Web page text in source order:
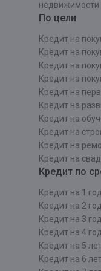
недвижимости
По цели
Кредит на
Кредит на
Кредит на
Кредит на
Кредит на
Кредит на
Кредит на
Кредит на
Кредит на
Кредит на
Кредит по
Кредит на 1 год
Кредит на 2
Кредит на 3
Кредит на 4
Кредит на 5
Кредит на 6